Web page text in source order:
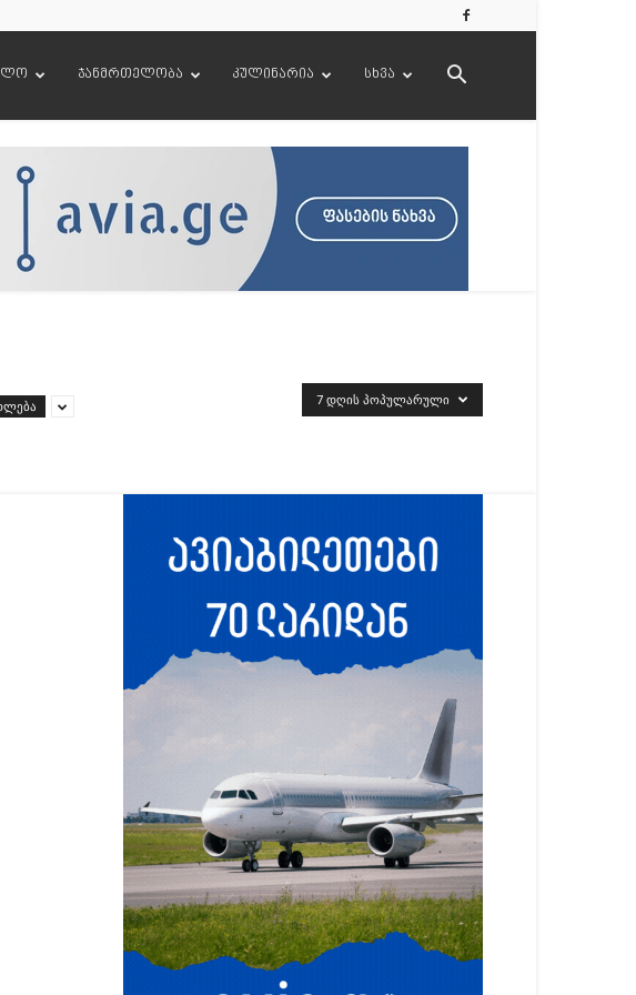
ჯანმრთელობა კულინარია სხვა
7 ᲓᲦᲘᲡ ᲞᲝᲞᲣᲚᲐᲠᲣᲚᲘ